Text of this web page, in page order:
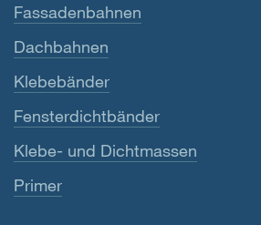
Fassadenbahnen
Dachbahnen
Klebebänder
Fensterdichtbänder
Klebe- und Dichtmassen
Primer